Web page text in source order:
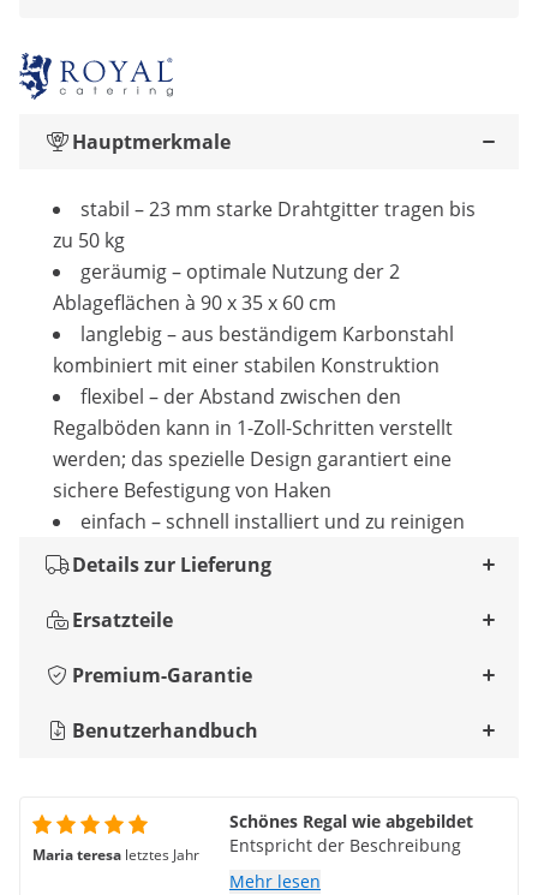
Hauptmerkmale
stabil – 23 mm starke Drahtgitter tragen bis
zu 50 kg
geräumig – optimale Nutzung der 2
Ablageflächen à 90 x 35 x 60 cm
langlebig – aus beständigem Karbonstahl
kombiniert mit einer stabilen Konstruktion
flexibel – der Abstand zwischen den
Regalböden kann in 1-Zoll-Schritten verstellt
werden; das spezielle Design garantiert eine
sichere Befestigung von Haken
einfach – schnell installiert und zu reinigen
Details zur Lieferung
Ersatzteile
Premium-Garantie
Benutzerhandbuch
Maria teresa letztes Jahr
Schönes Regal wie abgebildet
Entspricht der Beschreibung
Mehr lesen